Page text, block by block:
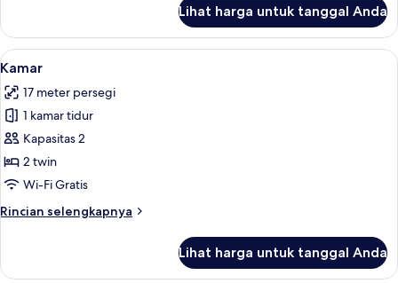
Kamar
Lihat harga untuk tanggal Anda
Lihat
semua
foto
untuk
Kamar
Kamar | Brankas, setrika/meja
9
Kamar
17 meter persegi
1 kamar tidur
Kapasitas 2
2 twin
Wi-Fi Gratis
Rincian selengkapnya
Rincian
Kamar
Lihat harga untuk tanggal Anda